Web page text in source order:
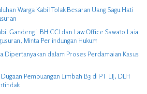
Warga Kabil Tolak Besaran Uang Sagu Hati
Gandeng LBH CCI dan Law Office Sawato Laia
Minta Perlindungan Hukum
Dipertanyakan dalam Proses Perdamaian Kasus
Pembuangan Limbah B3 di PT LIJ, DLH
Bertindak